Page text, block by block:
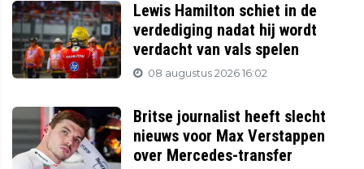
Lewis Hamilton schiet in de
verdediging nadat hij wordt
verdacht van vals spelen
08 augustus 2026 16:02
Britse journalist heeft slecht
nieuws voor Max Verstappen
over Mercedes-transfer